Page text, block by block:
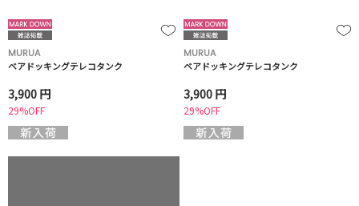
MURUA
ベアドッキングテレコタンク
3,900 円
29%OFF
MURUA
ベアドッキングテレコタンク
3,900 円
29%OFF